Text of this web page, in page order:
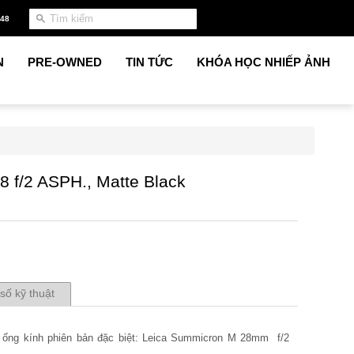
PRE-OWNED TIN TỨC KHÓA HỌC NHIẾP ẢNH
f/2 ASPH., Matte Black
kỹ thuật
kính phiên bản đặc biệt: Leica Summicron M 28mm  f/2